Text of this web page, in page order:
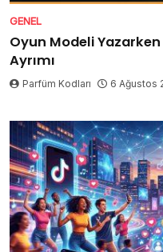
GENEL
Oyun Modeli
Ayrımı
Parfüm Kodları 6 Ağustos